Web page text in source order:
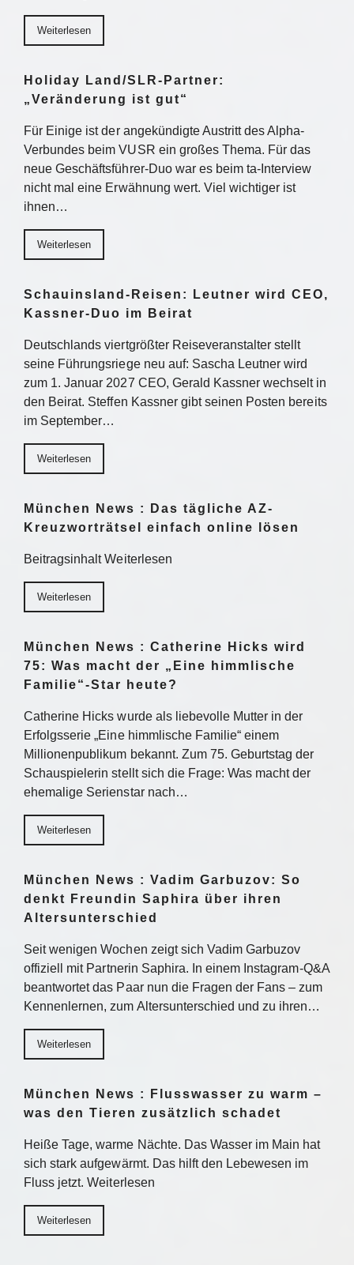
Weiterlesen
Holiday Land/SLR-Partner:
„Veränderung ist gut“
Für Einige ist der angekündigte Austritt des Alpha-
Verbundes beim VUSR ein großes Thema. Für das
neue Geschäftsführer-Duo war es beim ta-Interview
nicht mal eine Erwähnung wert. Viel wichtiger ist
ihnen…
Weiterlesen
Schauinsland-Reisen: Leutner wird CEO,
Kassner-Duo im Beirat
Deutschlands viertgrößter Reiseveranstalter stellt
seine Führungsriege neu auf: Sascha Leutner wird
zum 1. Januar 2027 CEO, Gerald Kassner wechselt in
den Beirat. Steffen Kassner gibt seinen Posten bereits
im September…
Weiterlesen
München News : Das tägliche AZ-
Kreuzworträtsel einfach online lösen
Beitragsinhalt Weiterlesen
Weiterlesen
München News : Catherine Hicks wird
75: Was macht der „Eine himmlische
Familie“-Star heute?
Catherine Hicks wurde als liebevolle Mutter in der
Erfolgsserie „Eine himmlische Familie“ einem
Millionenpublikum bekannt. Zum 75. Geburtstag der
Schauspielerin stellt sich die Frage: Was macht der
ehemalige Serienstar nach…
Weiterlesen
München News : Vadim Garbuzov: So
denkt Freundin Saphira über ihren
Altersunterschied
Seit wenigen Wochen zeigt sich Vadim Garbuzov
offiziell mit Partnerin Saphira. In einem Instagram-Q&A
beantwortet das Paar nun die Fragen der Fans – zum
Kennenlernen, zum Altersunterschied und zu ihren…
Weiterlesen
München News : Flusswasser zu warm –
was den Tieren zusätzlich schadet
Heiße Tage, warme Nächte. Das Wasser im Main hat
sich stark aufgewärmt. Das hilft den Lebewesen im
Fluss jetzt. Weiterlesen
Weiterlesen